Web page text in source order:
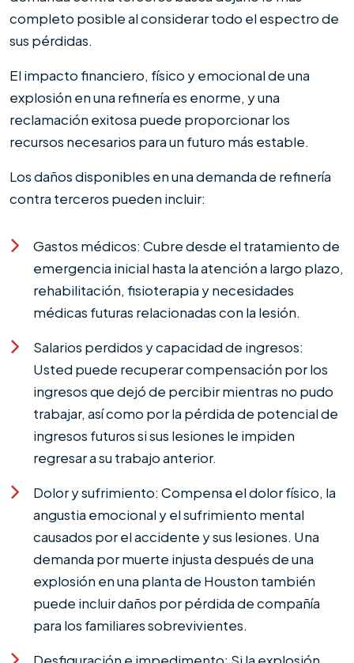
completo posible al considerar todo el espectro de
sus pérdidas.
El impacto financiero, físico y emocional de una
explosión en una refinería es enorme, y una
reclamación exitosa puede proporcionar los
recursos necesarios para un futuro más estable.
Los daños disponibles en una demanda de refinería
contra terceros pueden incluir:
Gastos médicos: Cubre desde el tratamiento de
emergencia inicial hasta la atención a largo plazo,
rehabilitación, fisioterapia y necesidades
médicas futuras relacionadas con la lesión.
Salarios perdidos y capacidad de ingresos:
Usted puede recuperar compensación por los
ingresos que dejó de percibir mientras no pudo
trabajar, así como por la pérdida de potencial de
ingresos futuros si sus lesiones le impiden
regresar a su trabajo anterior.
Dolor y sufrimiento: Compensa el dolor físico, la
angustia emocional y el sufrimiento mental
causados por el accidente y sus lesiones. Una
demanda por muerte injusta después de una
explosión en una planta de Houston también
puede incluir daños por pérdida de compañía
para los familiares sobrevivientes.